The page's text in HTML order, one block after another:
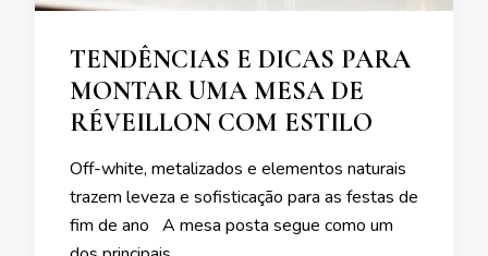
TENDÊNCIAS E DICAS PARA
MONTAR UMA MESA DE
RÉVEILLON COM ESTILO
Off-white, metalizados e elementos naturais
trazem leveza e sofisticação para as festas de
fim de ano A mesa posta segue como um